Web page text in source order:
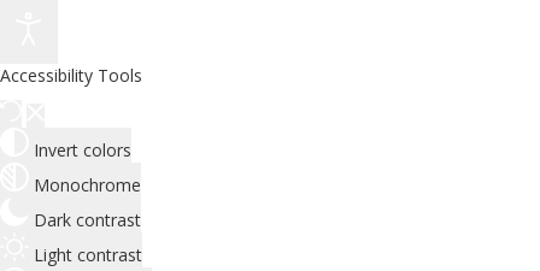
Accessibility Tools
Invert colors
Monochrome
Dark contrast
Light contrast